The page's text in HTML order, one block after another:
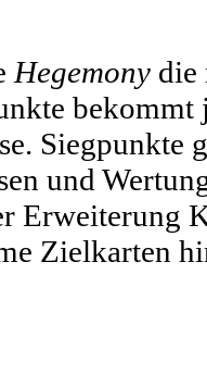
Hegemony die
bekommt
Siegpunkte
und
Erweiterung
Zielkarten